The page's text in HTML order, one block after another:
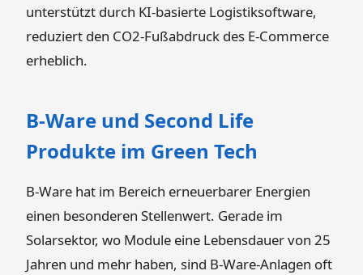
unterstützt durch KI-basierte Logistiksoftware,
reduziert den CO2-Fußabdruck des E-Commerce
erheblich.
B-Ware und Second Life
Produkte im Green Tech
B-Ware hat im Bereich erneuerbarer Energien
einen besonderen Stellenwert. Gerade im
Solarsektor, wo Module eine Lebensdauer von 25
Jahren und mehr haben, sind B-Ware-Anlagen oft